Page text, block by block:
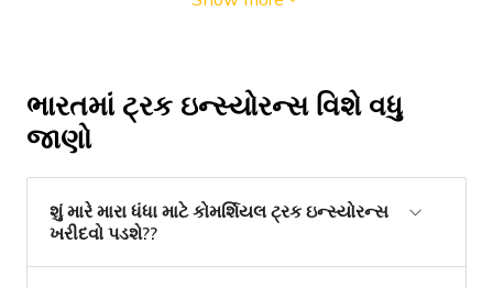
ભારતમાં ટ્રક ઇન્સ્યોરન્સ વિશે વધુ
જાણો
શું મારે મારા ધંધા માટે કોમર્શિયલ ટ્રક ઇન્સ્યોરન્સ
ખરીદવો પડશે??